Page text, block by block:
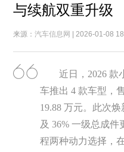
与续航双重升级
来源：汽车信息网 | 2026-01-08
近日，2026 款
车推出 4 款车型，
19.88 万元。此次
及 36% 一级总成
程两种动力选择，